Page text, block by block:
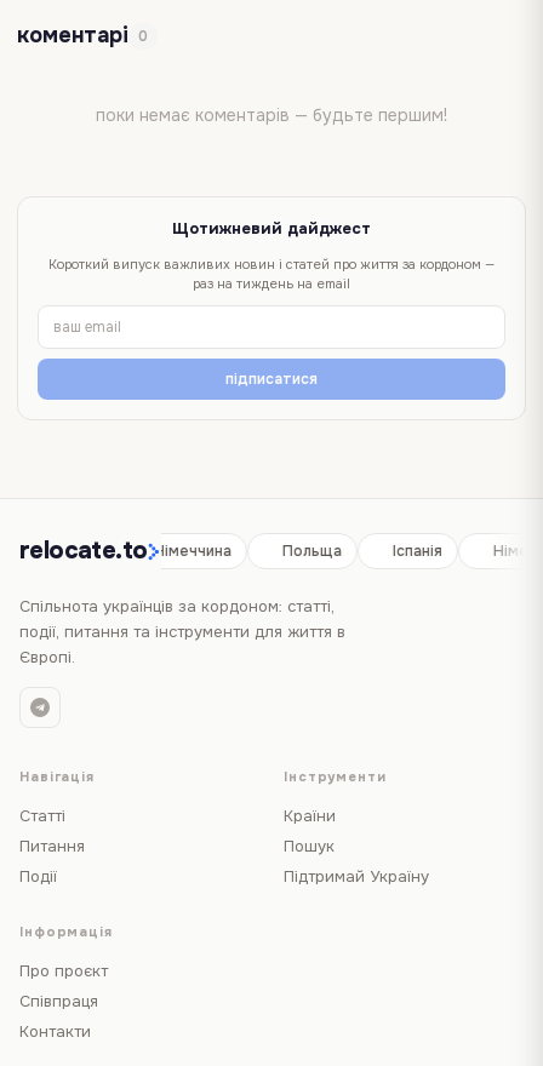
коментарі 0
поки немає коментарів — будьте першим!
Щотижневий дайджест
Короткий випуск важливих новин і статей про життя за кордоном —
раз на тиждень на email
підписатися
relocate.to
Іспанія Німеччина Польща Іспанія
Спільнота українців за кордоном: статті,
події, питання та інструменти для життя в
Європі.
Навігація
Статті
Питання
Події
Інструменти
Країни
Пошук
Підтримай Україну
Інформація
Про проєкт
Співпраця
Контакти